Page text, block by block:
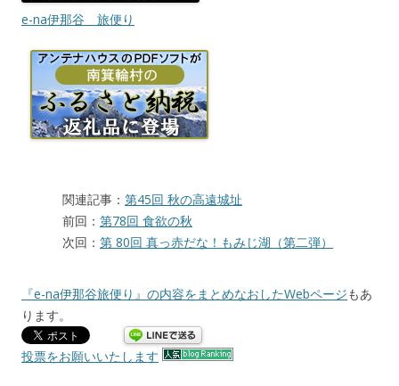
e-na伊那谷 旅便り
関連記事： 第45回 秋の高遠城址
前回： 第78回 食欲の秋
次回： 第 80回 真っ赤だな！もみじ湖（第二弾）
『e-na伊那谷旅便り』の内容をまとめなおしたWebページもあ
ります。
投票をお願いいたします